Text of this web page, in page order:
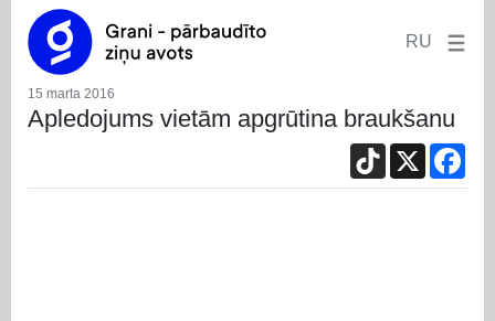
RU
15 marta 2016
Apledojums vietām apgrūtina braukšanu
TikTok
X